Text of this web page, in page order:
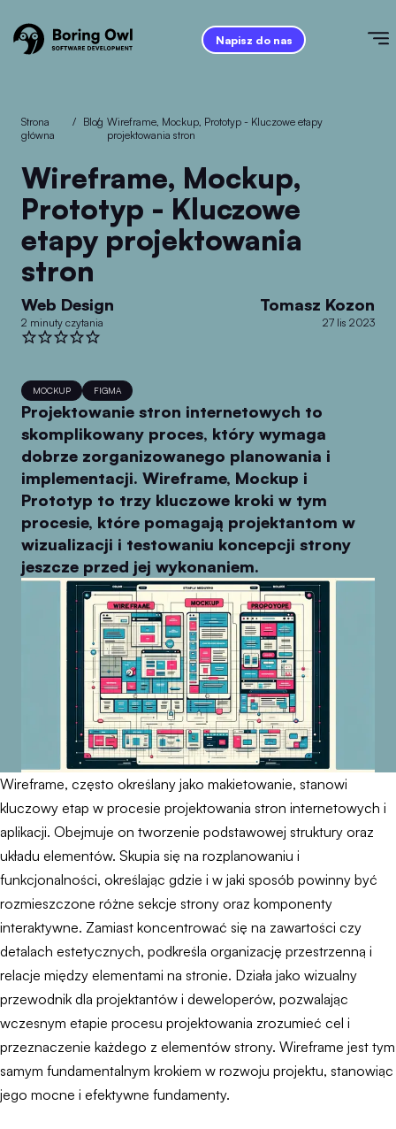
Napisz do nas
Strona
główna
/ Blog
/ Wireframe, Mockup, Prototyp - Kluczowe etapy
projektowania stron
Wireframe, Mockup,
Prototyp - Kluczowe
etapy projektowania
stron
Web Design
2 minuty czytania
Tomasz Kozon
27 lis 2023
MOCKUP FIGMA
Projektowanie stron internetowych to
skomplikowany proces, który wymaga
dobrze zorganizowanego planowania i
implementacji. Wireframe, Mockup i
Prototyp to trzy kluczowe kroki w tym
procesie, które pomagają projektantom w
wizualizacji i testowaniu koncepcji strony
jeszcze przed jej wykonaniem.
Wireframe, często określany jako makietowanie, stanowi
kluczowy etap w procesie projektowania stron internetowych i
aplikacji. Obejmuje on tworzenie podstawowej struktury oraz
układu elementów. Skupia się na rozplanowaniu i
funkcjonalności, określając gdzie i w jaki sposób powinny być
rozmieszczone różne sekcje strony oraz komponenty
interaktywne. Zamiast koncentrować się na zawartości czy
detalach estetycznych, podkreśla organizację przestrzenną i
relacje między elementami na stronie. Działa jako wizualny
przewodnik dla projektantów i deweloperów, pozwalając
wczesnym etapie procesu projektowania zrozumieć cel i
przeznaczenie każdego z elementów strony. Wireframe jest tym
samym fundamentalnym krokiem w rozwoju projektu, stanowiąc
jego mocne i efektywne fundamenty.